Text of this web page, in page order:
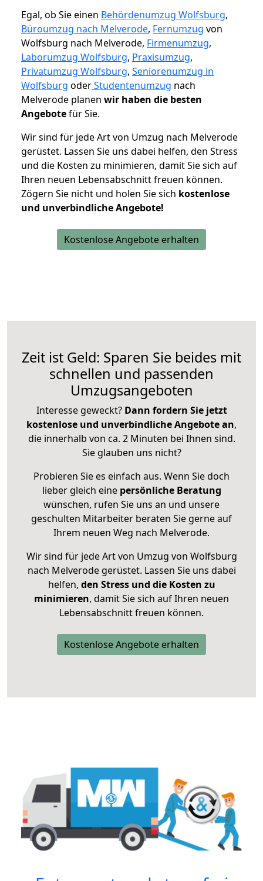
Egal, ob Sie einen Behördenumzug Wolfsburg,
Büroumzug nach Melverode, Fernumzug von
Wolfsburg nach Melverode, Firmenumzug,
Laborumzug Wolfsburg, Praxisumzug,
Privatumzug Wolfsburg, Seniorenumzug in
Wolfsburg oderStudentenumzug nach
Melverode planen wir haben die besten
Angebotefür Sie.
Wir sind für jede Art von Umzug nach Melverode
gerüstet. Lassen Sie uns dabei helfen, den Stress
und die Kosten zu minimieren, damit Sie sich auf
Ihren neuen Lebensabschnitt freuen können.
Zögern Sie nicht und holen Sie sich kostenlose
und unverbindliche Angebote!
Kostenlose Angebote erhalten
Zeit ist Geld: Sparen Sie beides mit
schnellen und passenden
Umzugsangeboten
Interesse geweckt? Dann fordern Sie jetzt
kostenlose und unverbindliche Angebote an,
die innerhalb von ca. 2 Minuten bei Ihnen sind.
Sie glauben uns nicht?
Probieren Sie es einfach aus. Wenn Sie doch
lieber gleich eine persönliche Beratung
wünschen, rufen Sie uns an und unsere
geschulten Mitarbeiter beraten Sie gerne auf
Ihrem neuen Weg nach Melverode.
Wir sind für jede Art von Umzug von Wolfsburg
nach Melverode gerüstet. Lassen Sie uns dabei
helfen, den Stress und die Kosten zu
minimieren, damit Sie sich auf Ihren neuen
Lebensabschnitt freuen können.
Kostenlose Angebote erhalten